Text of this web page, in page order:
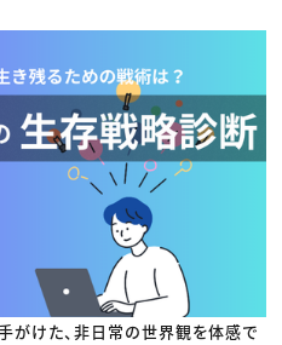
×つながる×メディア
がけた、非日常の世界観を体感で